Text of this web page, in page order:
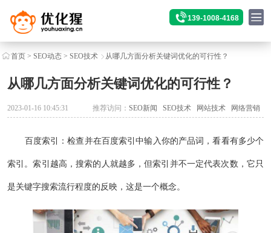
139-1008-4168
首页> SEO动态> SEO技术 从哪几方面分析关键词优化的可行性？
从哪几方面分析关键词优化的可行性？
2023-01-16 10:45:31 推荐访问：SEO新闻 SEO技术 网站技术 网络营销
百度索引：检查并在百度索引中输入你的产品词，看看有多少个
索引。索引越高，搜索的人就越多，但索引并不一定代表次数，它只
是关键字搜索流行程度的反映，这是一个概念。